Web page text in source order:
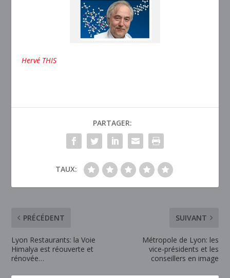
Hervé THIS
PARTAGER:
TAUX:
PRÉCÉDENT
Lyon Restaurants: la Voie
Himalya est réouverte et
rénovée…
SUIVANT
Métropole de Lyon: les
vice-présidents et les
conseillers en image